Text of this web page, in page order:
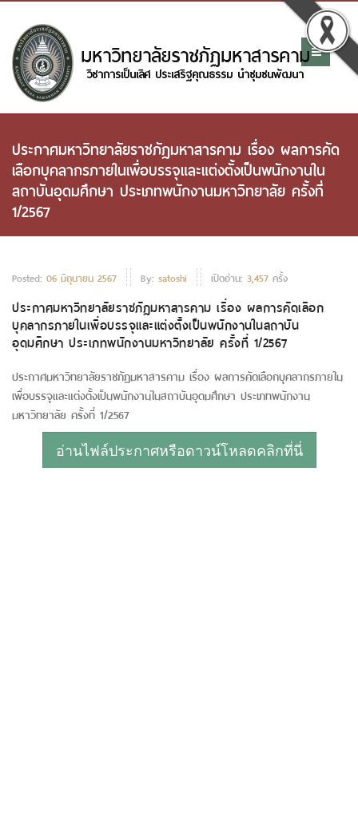
ประกาศมหาวิทยาลัยราชภัฏมหาสารคาม เรื่อง ผลการคัด
เลือกบุคลากรภายในเพื่อบรรจุและแต่งตั้งเป็นพนักงานใน
สถาบันอุดมศึกษา ประเภทพนักงานมหาวิทยาลัย ครั้งที่
1/2567
Posted: 06 มิถุนายน 2567 By: satoshi เปิดอ่าน: 3,457 ครั้ง
ประกาศมหาวิทยาลัยราชภัฏมหาสารคาม เรื่อง ผลการคัดเลือก
บุคลากรภายในเพื่อบรรจุและแต่งตั้งเป็นพนักงานในสถาบัน
อุดมศึกษา ประเภทพนักงานมหาวิทยาลัย ครั้งที่ 1/2567
ประกาศมหาวิทยาลัยราชภัฏมหาสารคาม เรื่อง ผลการคัดเลือกบุคลากรภายใน
เพื่อบรรจุและแต่งตั้งเป็นพนักงานในสถาบันอุดมศึกษา ประเภทพนักงาน
มหาวิทยาลัย ครั้งที่ 1/2567
อ่านไฟล์ประกาศหรือดาวน์โหลดคลิกที่นี่